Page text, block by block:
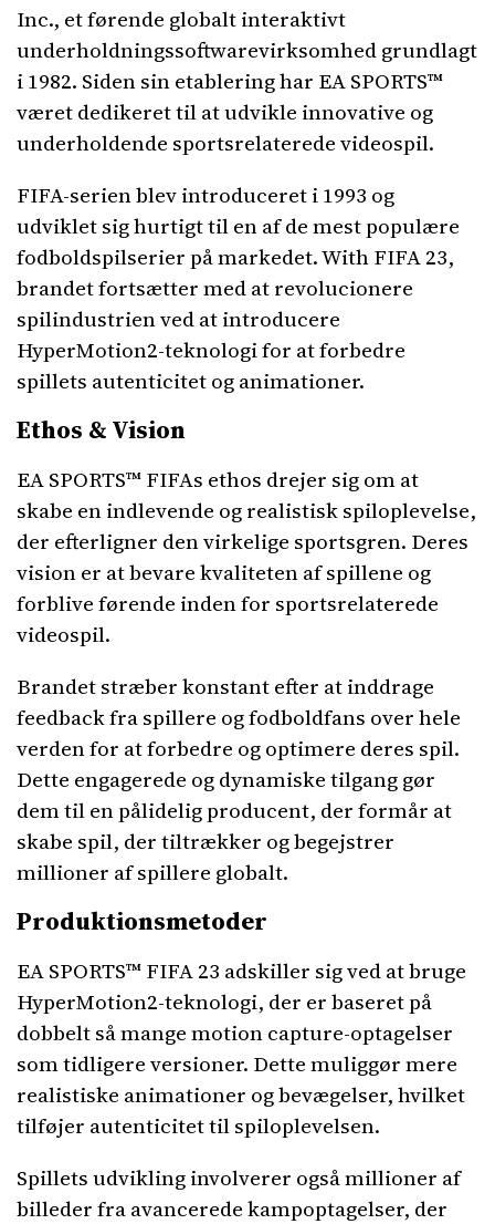
Inc., et førende globalt interaktivt
underholdningssoftwarevirksomhed grundlagt
i 1982. Siden sin etablering har EA SPORTS™
været dedikeret til at udvikle innovative og
underholdende sportsrelaterede videospil.
FIFA-serien blev introduceret i 1993 og
udviklet sig hurtigt til en af ​​de mest populære
fodboldspilserier på markedet. With FIFA 23,
brandet fortsætter med at revolucionere
spilindustrien ved at introducere
HyperMotion2-teknologi for at forbedre
spillets autenticitet og animationer.
Ethos & Vision
EA SPORTS™ FIFAs ethos drejer sig om at
skabe en indlevende og realistisk spiloplevelse,
der efterligner den virkelige sportsgren. Deres
vision er at bevare kvaliteten af ​​spillene og
forblive førende inden for sportsrelaterede
videospil.
Brandet stræber konstant efter at inddrage
feedback fra spillere og fodboldfans over hele
verden for at forbedre og optimere deres spil.
Dette engagerede og dynamiske tilgang gør
dem til en pålidelig producent, der formår at
skabe spil, der tiltrækker og begejstrer
millioner af spillere globalt.
Produktionsmetoder
EA SPORTS™ FIFA 23 adskiller sig ved at bruge
HyperMotion2-teknologi, der er baseret på
dobbelt så mange motion capture-optagelser
som tidligere versioner. Dette muliggør mere
realistiske animationer og bevægelser, hvilket
tilføjer autenticitet til spiloplevelsen.
Spillets udvikling involverer også millioner af
billeder fra avancerede kampoptagelser, der